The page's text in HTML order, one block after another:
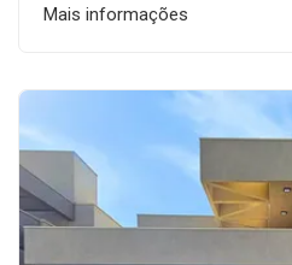
Mais informações